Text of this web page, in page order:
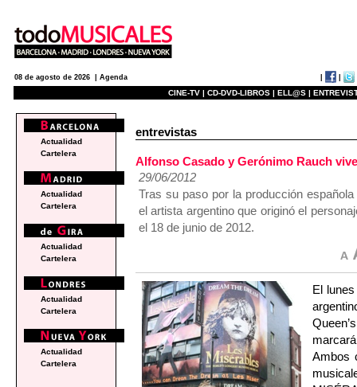
08 de agosto de 2026 | Agenda
CINE-TV | CD-DVD-LIBROS | ELL@S |
entrevistas
Alfonso Casado y Gerónimo Rauch
29/06/2012
Tras su paso por la producción
el artista argentino que originó el
el 18 de junio de 2012.
El
Ambos
Actualidad
Cartelera
Actualidad
Cartelera
Actualidad
Cartelera
Actualidad
Cartelera
Actualidad
Cartelera